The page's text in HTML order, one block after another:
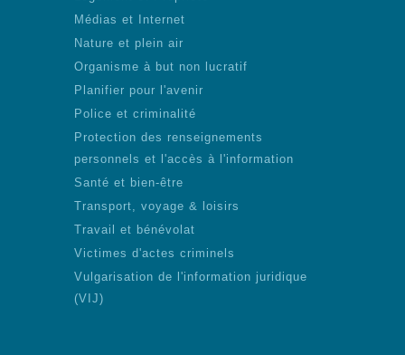
Médias et Internet
Nature et plein air
Organisme à but non lucratif
Planifier pour l'avenir
Police et criminalité
Protection des renseignements
personnels et l'accès à l'information
Santé et bien-être
Transport, voyage & loisirs
Travail et bénévolat
Victimes d'actes criminels
Vulgarisation de l'information juridique
(VIJ)